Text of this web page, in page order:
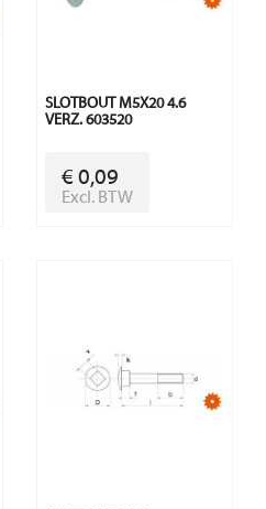
SLOTBOUT M5X20 4.6
VERZ. 603520
€ 0,09
Excl. BTW